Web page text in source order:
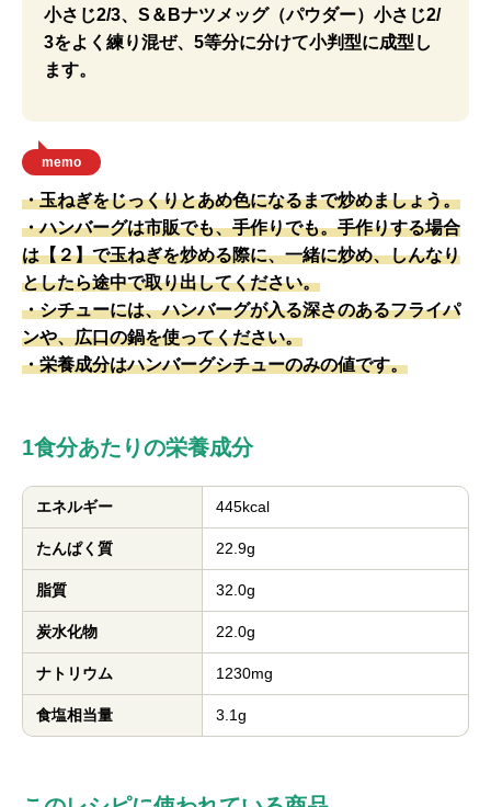
小さじ2/3、S＆Bナツメッグ（パウダー）小さじ2/
3をよく練り混ぜ、5等分に分けて小判型に成型し
ます。
memo
・玉ねぎをじっくりとあめ色になるまで炒めましょう。
・ハンバーグは市販でも、手作りでも。手作りする場合
は【２】で玉ねぎを炒める際に、一緒に炒め、しんなり
としたら途中で取り出してください。
・シチューには、ハンバーグが入る深さのあるフライパ
ンや、広口の鍋を使ってください。
・栄養成分はハンバーグシチューのみの値です。
1食分あたりの栄養成分
エネルギー 445kcal
たんぱく質 22.9g
脂質 32.0g
炭水化物 22.0g
ナトリウム 1230mg
食塩相当量 3.1g